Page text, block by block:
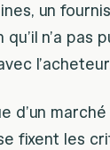
un
n’a
d’un
fixent les